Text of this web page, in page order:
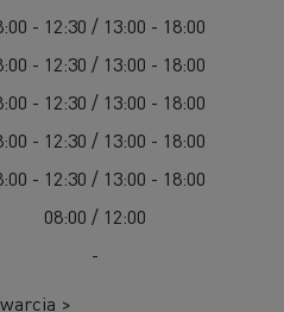
- 12:30 / 13:00 - 18:00
- 12:30 / 13:00 - 18:00
- 12:30 / 13:00 - 18:00
- 12:30 / 13:00 - 18:00
- 12:30 / 13:00 - 18:00
08:00 / 12:00
-
>